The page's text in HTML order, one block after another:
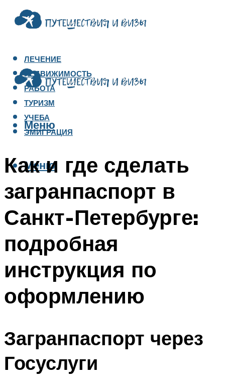
ЛЕЧЕНИЕ
НЕДВИЖИМОСТЬ
РАБОТА
ТУРИЗМ
УЧЕБА
ЭМИГРАЦИЯ
Меню
Меню
Как и где сделать
загранпаспорт в
Санкт-Петербурге:
подробная
инструкция по
оформлению
Загранпаспорт через
Госуслуги